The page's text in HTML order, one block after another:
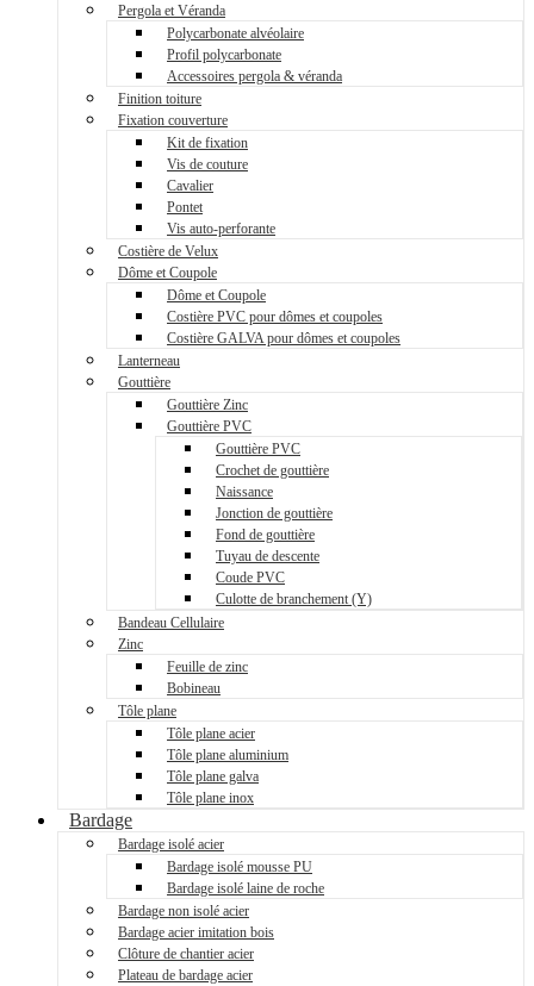
Pergola et Véranda
Polycarbonate alvéolaire
Profil polycarbonate
Accessoires pergola & véranda
Finition toiture
Fixation couverture
Kit de fixation
Vis de couture
Cavalier
Pontet
Vis auto-perforante
Costière de Velux
Dôme et Coupole
Dôme et Coupole
Costière PVC pour dômes et coupoles
Costière GALVA pour dômes et coupoles
Lanterneau
Gouttière
Gouttière Zinc
Gouttière PVC
Gouttière PVC
Crochet de gouttière
Naissance
Jonction de gouttière
Fond de gouttière
Tuyau de descente
Coude PVC
Culotte de branchement (Y)
Bandeau Cellulaire
Zinc
Feuille de zinc
Bobineau
Tôle plane
Tôle plane acier
Tôle plane aluminium
Tôle plane galva
Tôle plane inox
Bardage
Bardage isolé acier
Bardage isolé mousse PU
Bardage isolé laine de roche
Bardage non isolé acier
Bardage acier imitation bois
Clôture de chantier acier
Plateau de bardage acier